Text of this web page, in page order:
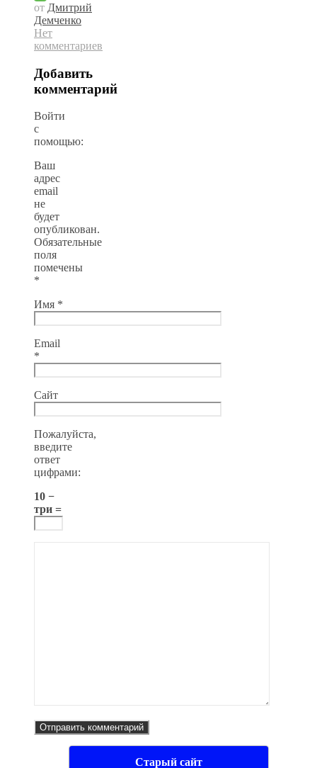
от Дмитрий
Демченко
Нет
комментариев
Добавить
комментарий
Войти
с
помощью:
Ваш
адрес
email
не
будет
опубликован.
Обязательные
поля
помечены
*
Имя *
Email
*
Сайт
Пожалуйста,
введите
ответ
цифрами:
10 −
три =
Старый сайт